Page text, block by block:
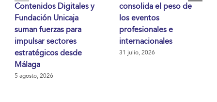
Contenidos Digitales y
Fundación Unicaja
suman fuerzas para
impulsar sectores
estratégicos desde
Málaga
5 agosto, 2026
consolida el peso de
los eventos
profesionales e
internacionales
31 julio, 2026